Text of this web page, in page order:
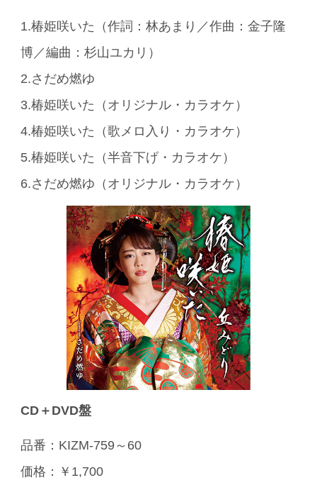
1.椿姫咲いた（作詞：林あまり／作曲：金子隆
博／編曲：杉山ユカリ）
2.さだめ燃ゆ
3.椿姫咲いた（オリジナル・カラオケ）
4.椿姫咲いた（歌メロ入り・カラオケ）
5.椿姫咲いた（半音下げ・カラオケ）
6.さだめ燃ゆ（オリジナル・カラオケ）
CD＋DVD盤
品番：KIZM-759～60
価格：￥1,700